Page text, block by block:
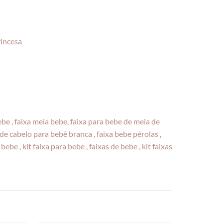
, faixa meia bebe, faixa para bebe de meia de
cabelo para bebê branca , faixa bebe pérolas ,
, kit faixa para bebe , faixas de bebe , kit faixas